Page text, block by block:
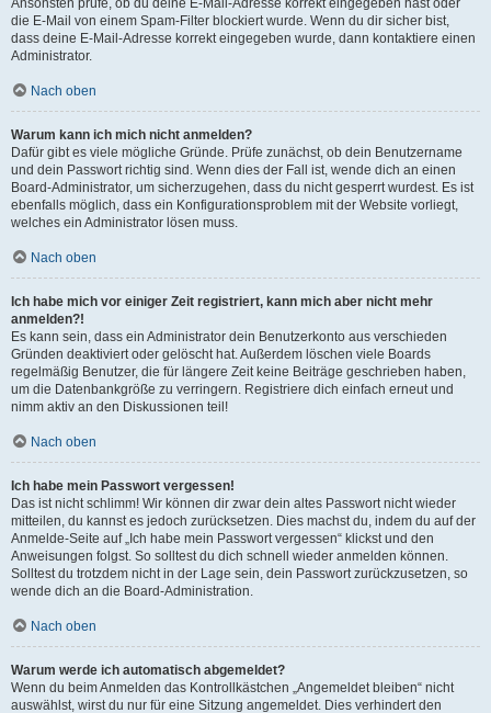
Ansonsten prüfe, ob du deine E-Mail-Adresse korrekt eingegeben hast oder
die E-Mail von einem Spam-Filter blockiert wurde. Wenn du dir sicher bist,
dass deine E-Mail-Adresse korrekt eingegeben wurde, dann kontaktiere einen
Administrator.
Nach oben
Warum kann ich mich nicht anmelden?
Dafür gibt es viele mögliche Gründe. Prüfe zunächst, ob dein Benutzername
und dein Passwort richtig sind. Wenn dies der Fall ist, wende dich an einen
Board-Administrator, um sicherzugehen, dass du nicht gesperrt wurdest. Es ist
ebenfalls möglich, dass ein Konfigurationsproblem mit der Website vorliegt,
welches ein Administrator lösen muss.
Nach oben
Ich habe mich vor einiger Zeit registriert, kann mich aber nicht mehr
anmelden?!
Es kann sein, dass ein Administrator dein Benutzerkonto aus verschieden
Gründen deaktiviert oder gelöscht hat. Außerdem löschen viele Boards
regelmäßig Benutzer, die für längere Zeit keine Beiträge geschrieben haben,
um die Datenbankgröße zu verringern. Registriere dich einfach erneut und
nimm aktiv an den Diskussionen teil!
Nach oben
Ich habe mein Passwort vergessen!
Das ist nicht schlimm! Wir können dir zwar dein altes Passwort nicht wieder
mitteilen, du kannst es jedoch zurücksetzen. Dies machst du, indem du auf der
Anmelde-Seite auf „Ich habe mein Passwort vergessen“ klickst und den
Anweisungen folgst. So solltest du dich schnell wieder anmelden können.
Solltest du trotzdem nicht in der Lage sein, dein Passwort zurückzusetzen, so
wende dich an die Board-Administration.
Nach oben
Warum werde ich automatisch abgemeldet?
Wenn du beim Anmelden das Kontrollkästchen „Angemeldet bleiben“ nicht
auswählst, wirst du nur für eine Sitzung angemeldet. Dies verhindert den